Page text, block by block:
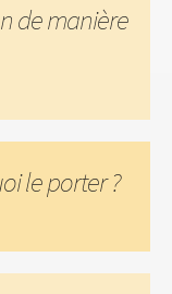
de manière
le porter ?